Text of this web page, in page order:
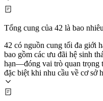
Tổng cung của 42 là bao
42 có nguồn cung tối đa giới
bao gồm các ưu đãi hệ sinh
hạn—đóng vai trò quan trọng
đặc biệt khi nhu cầu về cơ sở